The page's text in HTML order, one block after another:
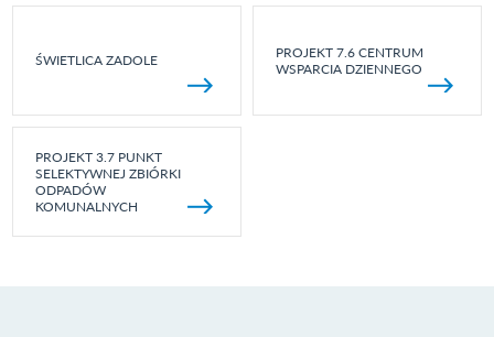
ŚWIETLICA ZADOLE
PROJEKT 7.6 CENTRUM
WSPARCIA DZIENNEGO
PROJEKT 3.7 PUNKT
SELEKTYWNEJ ZBIÓRKI
ODPADÓW
KOMUNALNYCH